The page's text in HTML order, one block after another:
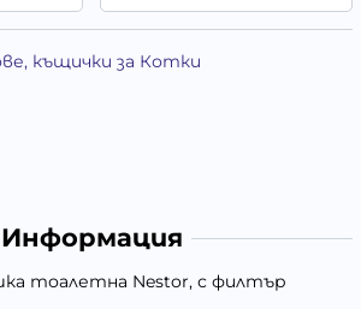
къщички за Котки
Информация
тоалетна Nestor, с филтър